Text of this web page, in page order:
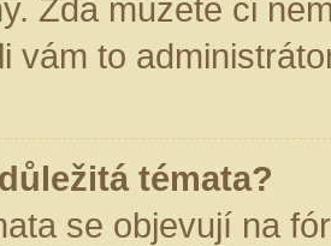
Zda můžete či
vám to
témata?
se objevují na